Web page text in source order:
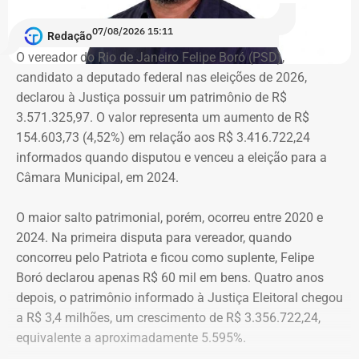
crescimento contínuo
O vereador do Rio de Janeiro Rafael Aloisio Freitas
declarou patrimônio de R$ 1.689.170,09 em 2026. Em
2024, havia informado R$ 1.645.422,28, enquanto em
2020 declarou R$ 967.164,03.
A evolução patrimonial é contínua ao longo das
declarações apresentadas à Justiça Eleitoral. Em 2016, o
184.722,60.
Ao longo de duas décadas, os bens declarados por Rafael
Aloisio Freitas aumentaram R$ 1.504.447,49, passando
de R$ 184,7 mil em 2006 para R$ 1,69 milhão em 2026.
secretaria será recriada”, afirmou Tatiana Roque em
publicação nas redes sociais.
Críticas da comunidade científica
A recriação da secretaria ocorre após críticas de
pesquisadores, universidades e entidades ligadas ao
setor, que contestaram a decisão do governo de tirar a
estrutura própria da área durante a reorganização
“Ele [Ricardo Couto] ouviu as críticas da comunidade
cientifica, dos representantes que estavam aqui, e disse
que vai sim recriar a secretaria, instituir um comitê paras
estudar com deve ser estruturada a nova pasta”, explicou
Roque.
Redação07/08/2026 15:11
O vereador do Rio de Janeiro Felipe Boró (PSD),
candidato a deputado federal nas eleições de 2026,
declarou à Justiça possuir um patrimônio de R$
3.571.325,97. O valor representa um aumento de R$
154.603,73 (4,52%) em relação aos R$ 3.416.722,24
informados quando disputou e venceu a eleição para a
Câmara Municipal, em 2024.
O maior salto patrimonial, porém, ocorreu entre 2020 e
2024. Na primeira disputa para vereador, quando
concorreu pelo Patriota e ficou como suplente, Felipe
Boró declarou apenas R$ 60 mil em bens. Quatro anos
depois, o patrimônio informado à Justiça Eleitoral chegou
a R$ 3,4 milhões, um crescimento de R$ 3.356.722,24,
equivalente a aproximadamente 5.595%.